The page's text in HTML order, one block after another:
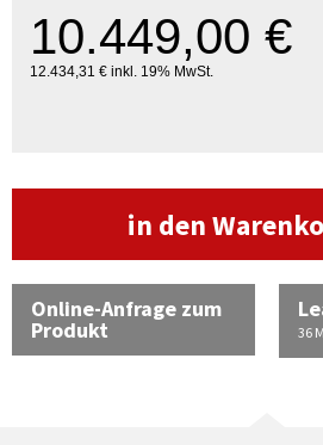
10.449,00 €
12.434,31 € inkl. 19% MwSt.
in den
Online-Anfrage zum
Produkt 36